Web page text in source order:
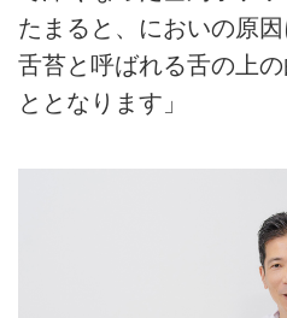
たまると、においの原因
舌苔と呼ばれる舌の上
ととなります」